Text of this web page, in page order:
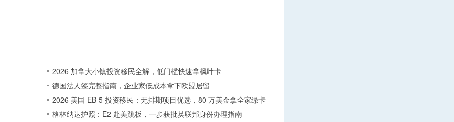
2026 加拿大小镇投资移民全解，低门槛快速拿枫叶卡
德国法人签完整指南，企业家低成本拿下欧盟居留
2026 美国 EB-5 投资移民：无排期项目优选，80 万美金拿全家绿卡
格林纳达护照：E2 赴美跳板，一步获批英联邦身份办理指南